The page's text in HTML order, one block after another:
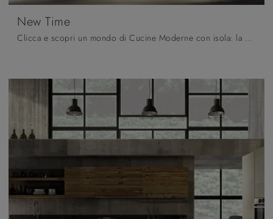
New Time
Clicca e scopri un mondo di Cucine Moderne con isola: la cucina New Time Fratelli Mirandola in legno ti aspetta!